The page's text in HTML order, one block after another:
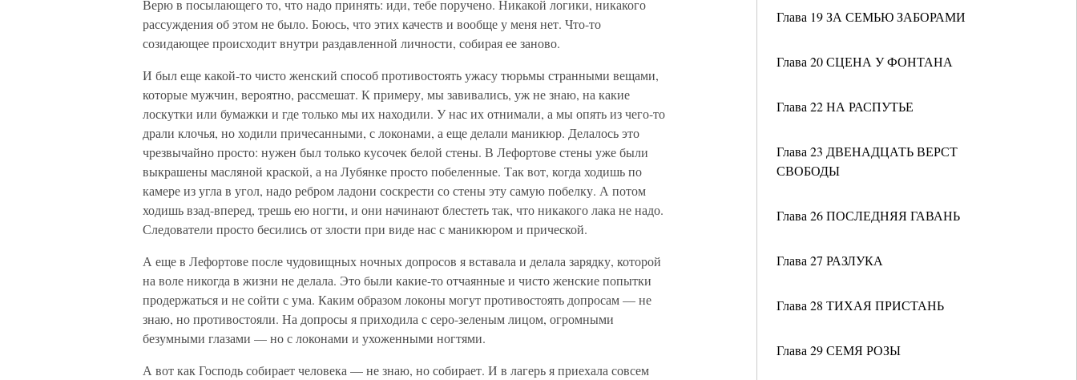
Глава 19 ЗА СЕМЬЮ ЗАБОРАМИ
Глава 20 СЦЕНА У ФОНТАНА
Глава 22 НА РАСПУТЬЕ
Глава 23 ДВЕНАДЦАТЬ ВЕРСТ
СВОБОДЫ
Глава 26 ПОСЛЕДНЯЯ ГАВАНЬ
Глава 27 РАЗЛУКА
Глава 28 ТИХАЯ ПРИСТАНЬ
Глава 29 СЕМЯ РОЗЫ
Верю в посылающего то, что надо принять: иди, тебе поручено. Никакой логики, никакого
рассуждения об этом не было. Боюсь, что этих качеств и вообще у меня нет. Что-то
созидающее происходит внутри раздавленной личности, собирая ее заново.
И был еще какой-то чисто женский способ противостоять ужасу тюрьмы странными вещами,
которые мужчин, вероятно, рассмешат. К примеру, мы завивались, уж не знаю, на какие
лоскутки или бумажки и где только мы их находили. У нас их отнимали, а мы опять из чего-то
драли клочья, но ходили причесанными, с локонами, а еще делали маникюр. Делалось это
чрезвычайно просто: нужен был только кусочек белой стены. В Лефортове стены уже были
выкрашены масляной краской, а на Лубянке просто побеленные. Так вот, когда ходишь по
камере из угла в угол, надо ребром ладони соскрести со стены эту самую побелку. А потом
ходишь взад-вперед, трешь ею ногти, и они начинают блестеть так, что никакого лака не надо.
Следователи просто бесились от злости при виде нас с маникюром и прической.
А еще в Лефортове после чудовищных ночных допросов я вставала и делала зарядку, которой
на воле никогда в жизни не делала. Это были какие-то отчаянные и чисто женские попытки
продержаться и не сойти с ума. Каким образом локоны могут противостоять допросам — не
знаю, но противостояли. На допросы я приходила с серо-зеленым лицом, огромными
безумными глазами — но с локонами и ухоженными ногтями.
А вот как Господь собирает человека — не знаю, но собирает. И в лагерь я приехала совсем